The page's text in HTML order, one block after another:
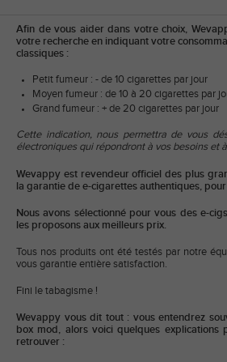
Afin de vous aider dans votre choix,
votre recherche en indiquant votre
classiques :
Petit fumeur : - de 10 cigarettes par jour
Moyen fumeur : de 10 à 20 cigarettes par
Grand fumeur : + de 20 cigarettes par jour
Cette indication, nous permettra de vous
électroniques qui répondront à vos besoins et
Wevappy est revendeur officiel des plus
la garantie de e-cigarettes authentiques,
Nous avons sélectionné pour vous des e-
les proposons aux meilleurs prix.
Tous nos produits ont été testés par notre
vous garantie entière satisfaction.
Fini le tabagisme !
Wevappy vous dit tout : vous entendrez
box mod, alors voici quelques
retrouver :